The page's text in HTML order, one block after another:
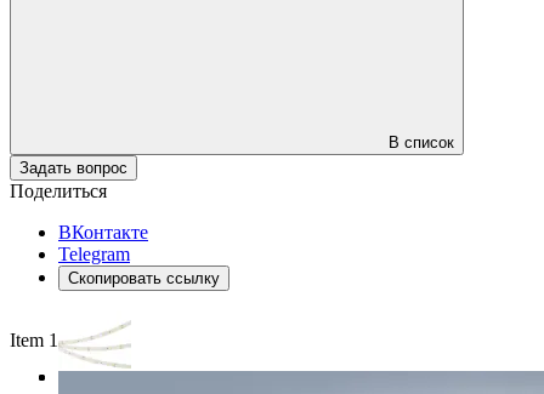
В список
Задать вопрос
Поделиться
ВКонтакте
Telegram
Скопировать ссылку
Item 1 of 3